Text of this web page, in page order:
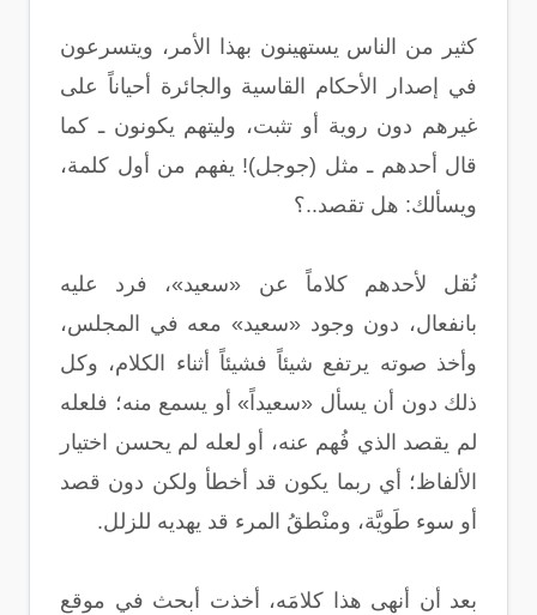
كثير من الناس يستهينون بهذا الأمر، ويتسرعون
في إصدار الأحكام القاسية والجائرة أحياناً على
غيرهم دون روية أو تثبت، وليتهم يكونون ـ كما
قال أحدهم ـ مثل (جوجل)! يفهم من أول كلمة،
ويسألك: هل تقصد..؟
نُقل لأحدهم كلاماً عن «سعيد»، فرد عليه
بانفعال، دون وجود «سعيد» معه في المجلس،
وأخذ صوته يرتفع شيئاً فشيئاً أثناء الكلام، وكل
ذلك دون أن يسأل «سعيداً» أو يسمع منه؛ فلعله
لم يقصد الذي فُهم عنه، أو لعله لم يحسن اختيار
الألفاظ؛ أي ربما يكون قد أخطأ ولكن دون قصد
أو سوء طَويَّة، ومنْطقُ المرء قد يهديه للزلل.
بعد أن أنهى هذا كلامَه، أخذت أبحث في موقع